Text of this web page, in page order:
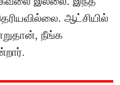
ஆட்சியில்
நீங்க